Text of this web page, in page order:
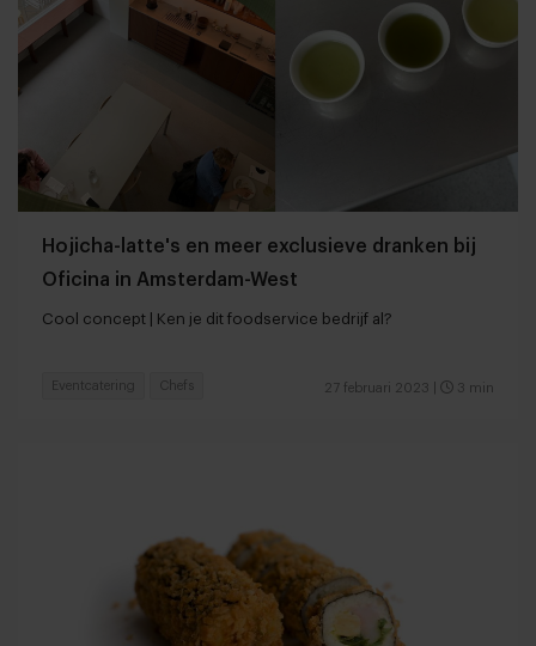
Hojicha-latte's en meer exclusieve dranken bij
Oficina in Amsterdam-West
Cool concept | Ken je dit foodservice bedrijf al?
27 februari 2023 3 min
Eventcatering Chefs